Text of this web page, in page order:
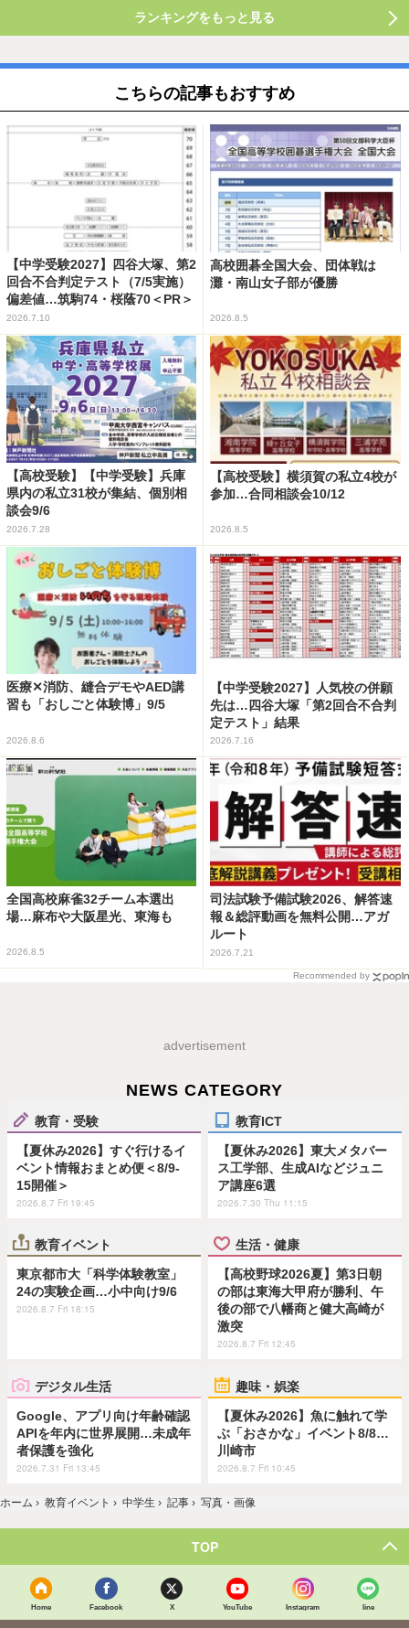
ランキングをもっと見る
こちらの記事もおすすめ
【中学受験2027】四谷大塚、第2
回合不合判定テスト（7/5実施）
偏差値…筑駒74・桜蔭70＜PR＞
2026.7.10
高校囲碁全国大会、団体戦は
灘・南山女子部が優勝
2026.8.5
【高校受験】【中学受験】兵庫
県内の私立31校が集結、個別相
談会9/6
2026.7.28
【高校受験】横須賀の私立4校が
参加…合同相談会10/12
2026.8.5
医療✕消防、縫合デモやAED講
習も「おしごと体験博」9/5
2026.8.6
【中学受験2027】人気校の併願
先は…四谷大塚「第2回合不合判
定テスト」結果
2026.7.16
全国高校麻雀32チーム本選出
場…麻布や大阪星光、東海も
2026.8.5
司法試験予備試験2026、解答速
報＆総評動画を無料公開…アガ
ルート
2026.7.21
Recommended by
advertisement
NEWS CATEGORY
教育・受験
【夏休み2026】すぐ行けるイ
ベント情報おまとめ便＜8/9-
15開催＞
2026.8.7 Fri 19:45
教育ICT
【夏休み2026】東大メタバー
ス工学部、生成AIなどジュニ
ア講座6選
2026.7.30 Thu 11:15
教育イベント
東京都市大「科学体験教室」
24の実験企画…小中向け9/6
2026.8.7 Fri 18:15
生活・健康
【高校野球2026夏】第3日朝
の部は東海大甲府が勝利、午
後の部で八幡商と健大高崎が
激突
2026.8.7 Fri 12:45
デジタル生活
Google、アプリ向け年齢確認
APIを年内に世界展開…未成年
者保護を強化
2026.7.31 Fri 13:45
趣味・娯楽
【夏休み2026】魚に触れて学
ぶ「おさかな」イベント8/8…
川崎市
2026.8.7 Fri 10:45
ホーム › 教育イベント › 中学生 › 記事 › 写真・画像
TOP
Home Facebook X YouTube Instagram line